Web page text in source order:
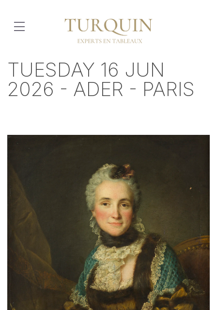
TUESDAY 16 JUN
2026 - ADER - PARIS